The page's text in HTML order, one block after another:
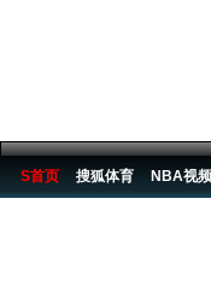
S首页 搜狐体育 NBA视